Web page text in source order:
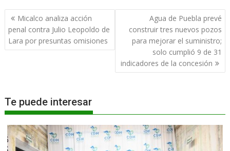
Navegación
de
entradas
Micalco analiza acción
penal contra Julio Leopoldo de
Lara por presuntas omisiones
Agua de Puebla prevé
construir tres nuevos pozos
para mejorar el suministro;
solo cumplió 9 de 31
indicadores de la concesión
Te puede interesar